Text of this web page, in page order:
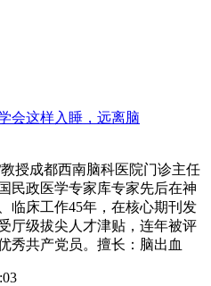
会这样入睡，远离脑
授成都西南脑科医院门诊主任
民政医学专家库专家先后在神
临床工作45年，在核心期刊发
厅级拔尖人才津贴，连年被评
秀共产党员。擅长：脑出血